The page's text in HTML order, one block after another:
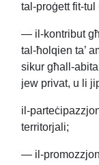
tal-proġett fit-tul
— il-kontribut
tal-ħolqien ta’
sikur għall-
jew privat, u li
il-
territorjali;
— il-